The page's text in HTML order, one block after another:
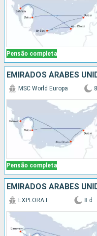
Pensão completa
EMIRADOS ÁRABES
Pensão completa
MSC World Europa
EXPLORA I 8 d